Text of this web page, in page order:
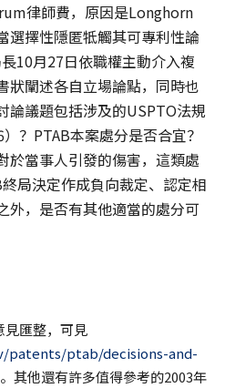
律師費，原因是Longhorn
選擇性隱匿牴觸其可專利性論
10月27日依職權主動介入複
狀闡述各自立場論點，同時也
論議題包括涉及的USPTO法規
）？PTAB本案處分是否合宜？
於當事人引發的傷害，這類處
局決定作成負向裁定、認定相
外，是否有其他適當的處分可
見匯整，可見
patents/ptab/decisions-and-
。其他還有許多值得參考的2003年